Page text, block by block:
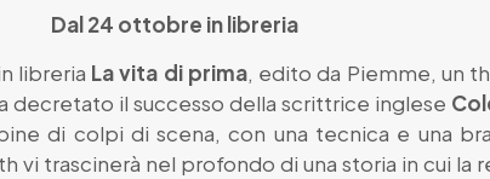
Dal 24 ottobre in libreria
libreria La vita di prima, edito da Piemme, un
decretato il successo della scrittrice inglese
di colpi di scena, con una tecnica e una
vi trascinerà nel profondo di una storia in cui la